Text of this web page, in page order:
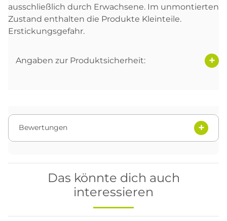
ausschließlich durch Erwachsene. Im unmontierten
Zustand enthalten die Produkte Kleinteile.
Erstickungsgefahr.
Angaben zur Produktsicherheit:
Bewertungen
Das könnte dich auch
interessieren